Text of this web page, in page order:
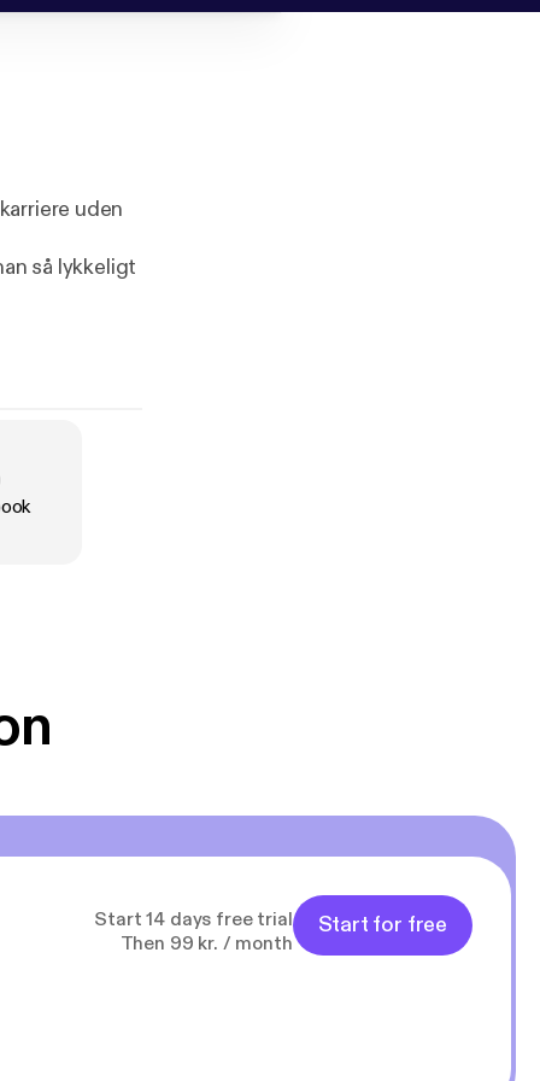
uden
så lykkeligt
i den
Start 14 days free trial
Then 99 kr. / month
Start for free